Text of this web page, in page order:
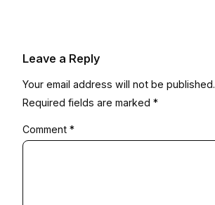
Leave a Reply
Your email address will not be published.
Required fields are marked *
Comment *